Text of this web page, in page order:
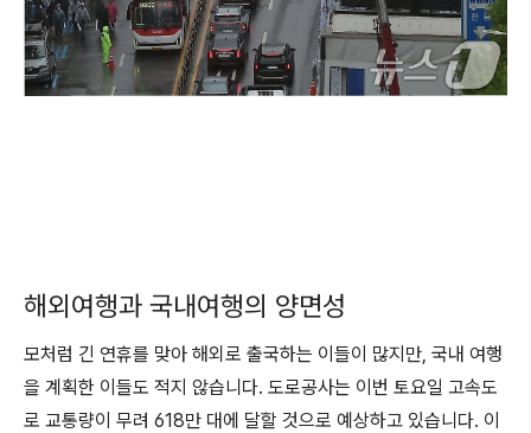
해외여행과 국내여행의 양면성
모처럼 긴 연휴를 맞아 해외로 출국하는 이들이 많지만, 국내 여행
을 계획한 이들도 적지 않습니다. 도로공사는 이번 토요일 고속도
로 교통량이 무려 618만 대에 달할 것으로 예상하고 있습니다. 이